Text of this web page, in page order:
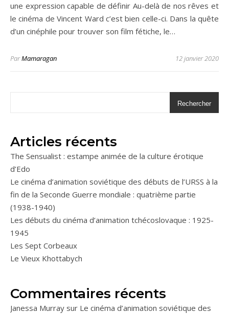
une expression capable de définir Au-delà de nos rêves et
le cinéma de Vincent Ward c’est bien celle-ci. Dans la quête
d’un cinéphile pour trouver son film fétiche, le…
ParMamaragan 12 janvier 2020
Rechercher
Articles récents
The Sensualist : estampe animée de la culture érotique
d’Edo
Le cinéma d’animation soviétique des débuts de l’URSS à la
fin de la Seconde Guerre mondiale : quatrième partie
(1938-1940)
Les débuts du cinéma d’animation tchécoslovaque : 1925-
1945
Les Sept Corbeaux
Le Vieux Khottabych
Commentaires récents
Janessa Murray sur Le cinéma d’animation soviétique des